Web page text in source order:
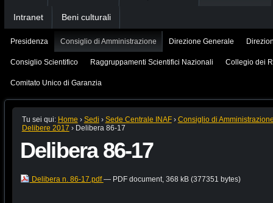
Intranet Beni culturali
Presidenza Consiglio di Amministrazione Direzione Generale
Consiglio Scientifico Raggruppamenti Scientifici Nazionali Collegio dei
Comitato Unico di Garanzia
Tu sei qui: Home › Sedi › Sede Centrale INAF › Consiglio di
Delibere 2017 › Delibera 86-17
Delibera 86-17
Delibera n. 86-17.pdf— PDF document, 368 kB (377351 bytes)